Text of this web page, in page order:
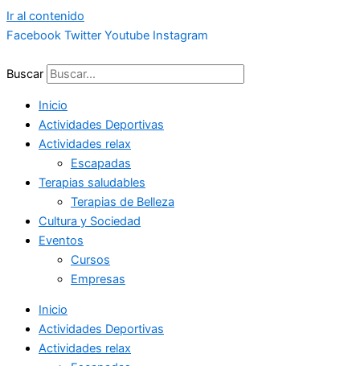
Ir al contenido
Facebook Twitter Youtube Instagram
Buscar
Inicio
Actividades Deportivas
Actividades relax
Escapadas
Terapias saludables
Terapias de Belleza
Cultura y Sociedad
Eventos
Cursos
Empresas
Inicio
Actividades Deportivas
Actividades relax